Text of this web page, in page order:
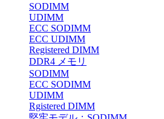
SODIMM
UDIMM
ECC SODIMM
ECC UDIMM
Registered DIMM
DDR4 メモリ
SODIMM
ECC SODIMM
UDIMM
Rgistered DIMM